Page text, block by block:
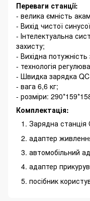
Переваги станції:
- велика ємність
- Вихід чистої
- Інтелектуальна
захисту;
- Вихідна
- технологія
- Швидка зарядка QC
- вага 6,6 кг;
- розміри:
Комплектація:
Зарядна станція
адаптер
автомобільний
адаптер
посібник